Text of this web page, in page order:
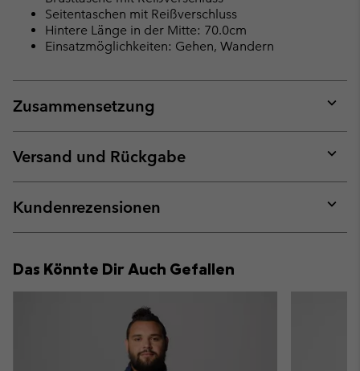
Seitentaschen mit Reißverschluss
Hintere Länge in der Mitte: 70.0cm
Einsatzmöglichkeiten: Gehen, Wandern
Zusammensetzung
or
Versand und Rückgabe
or
Kundenrezensionen
or
Das Könnte Dir Auch Gefallen